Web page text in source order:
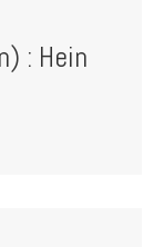
: Hein